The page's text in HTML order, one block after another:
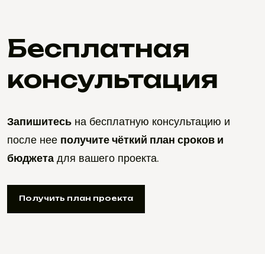
Бесплатная
консультация
Запишитесь на бесплатную консультацию и
после нее получите чёткий план сроков и
бюджета для вашего проекта.
Получить план проекта